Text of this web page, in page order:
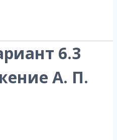
6.3
А. П.